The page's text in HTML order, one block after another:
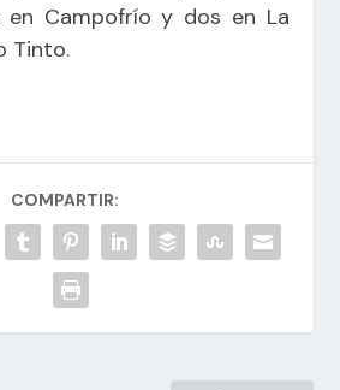
en Campofrío y dos en La
Tinto.
COMPARTIR: